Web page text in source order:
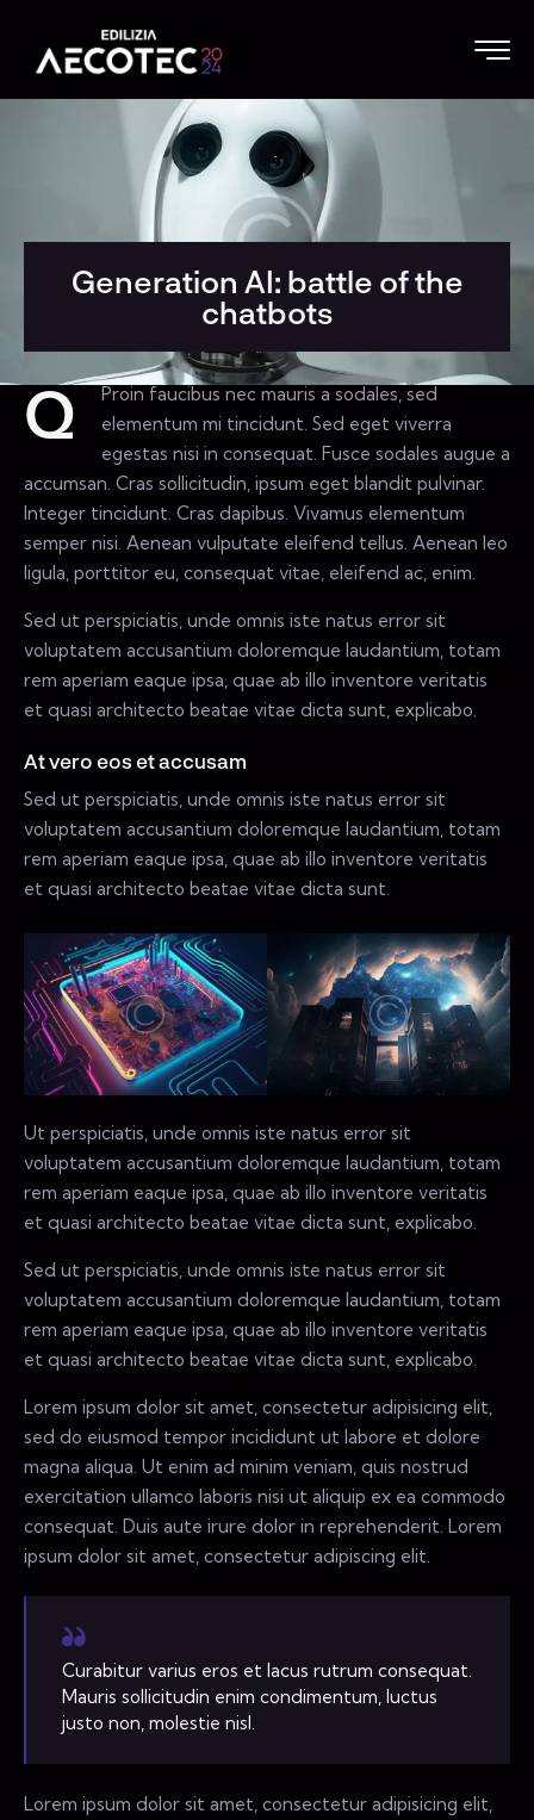
Generation AI: battle of the
chatbots
Q
Proin faucibus nec mauris a sodales, sed
elementum mi tincidunt. Sed eget viverra
egestas nisi in consequat. Fusce sodales augue a
accumsan. Cras sollicitudin, ipsum eget blandit pulvinar.
Integer tincidunt. Cras dapibus. Vivamus elementum
semper nisi. Aenean vulputate eleifend tellus. Aenean leo
ligula, porttitor eu, consequat vitae, eleifend ac, enim.
Sed ut perspiciatis, unde omnis iste natus error sit
voluptatem accusantium doloremque laudantium, totam
rem aperiam eaque ipsa, quae ab illo inventore veritatis
et quasi architecto beatae vitae dicta sunt, explicabo.
At vero eos et accusam
Sed ut perspiciatis, unde omnis iste natus error sit
voluptatem accusantium doloremque laudantium, totam
rem aperiam eaque ipsa, quae ab illo inventore veritatis
et quasi architecto beatae vitae dicta sunt.
Ut perspiciatis, unde omnis iste natus error sit
voluptatem accusantium doloremque laudantium, totam
rem aperiam eaque ipsa, quae ab illo inventore veritatis
et quasi architecto beatae vitae dicta sunt, explicabo.
Sed ut perspiciatis, unde omnis iste natus error sit
voluptatem accusantium doloremque laudantium, totam
rem aperiam eaque ipsa, quae ab illo inventore veritatis
et quasi architecto beatae vitae dicta sunt, explicabo.
Lorem ipsum dolor sit amet, consectetur adipisicing elit,
sed do eiusmod tempor incididunt ut labore et dolore
magna aliqua. Ut enim ad minim veniam, quis nostrud
exercitation ullamco laboris nisi ut aliquip ex ea commodo
consequat. Duis aute irure dolor in reprehenderit. Lorem
ipsum dolor sit amet, consectetur adipiscing elit.
Curabitur varius eros et lacus rutrum consequat.
Mauris sollicitudin enim condimentum, luctus
justo non, molestie nisl.
Lorem ipsum dolor sit amet, consectetur adipisicing elit,